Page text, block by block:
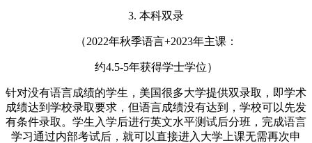
3. 本科双录
（2022年秋季语言+2023年主课：
约4.5-5年获得学士学位）
针对没有语言成绩的学生，美国很多大学提供双录取，即学术
成绩达到学校录取要求，但语言成绩没有达到，学校可以先发
有条件录取。学生入学后进行英文水平测试后分班，完成语言
学习通过内部考试后，就可以直接进入大学上课无需再次申